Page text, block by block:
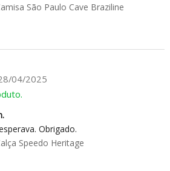
São Paulo Cave Braziline
04/2025
Obrigado.
Speedo Heritage